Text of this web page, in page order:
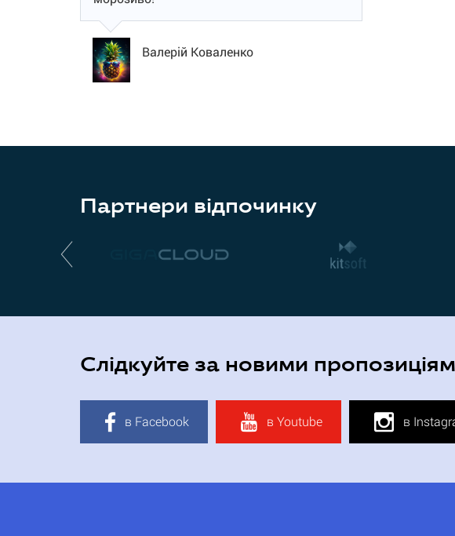
Валерій Коваленко
Партнери відпочинку
Слідкуйте за новими
в Facebook в Youtube в